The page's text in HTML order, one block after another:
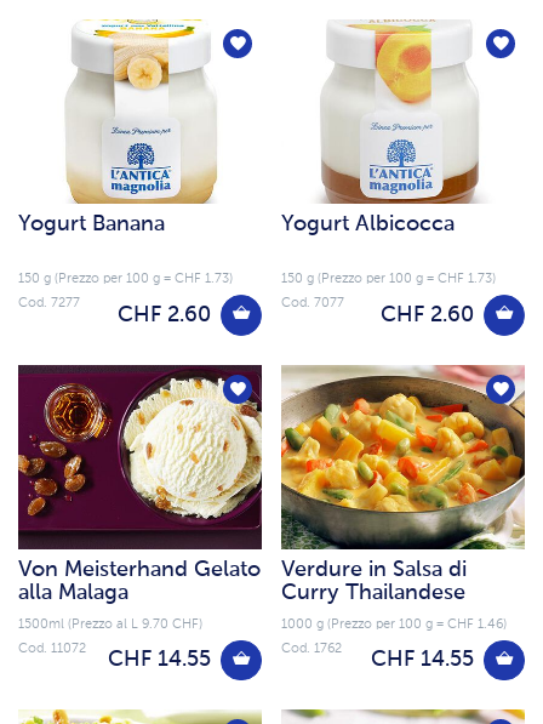
Yogurt Banana
150 g (Prezzo per 100 g = CHF 1.73)
CHF 2.60
Cod. 7277
Yogurt Albicocca
150 g (Prezzo per 100 g = CHF 1.73)
CHF 2.60
Cod. 7077
Von Meisterhand Gelato
alla Malaga
1500ml (Prezzo al L 9.70 CHF)
CHF 14.55
Cod. 11072
Verdure in Salsa di
Curry Thailandese
1000 g (Prezzo per 100 g = CHF 1.46)
CHF 14.55
Cod. 1762